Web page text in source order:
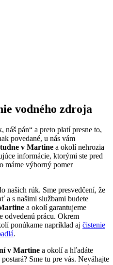
vodného zdroja
náš pán“ a preto platí presne to,
povedané, u nás vám
v Martine a okolí nehrozia
informácie, ktorými ste pred
máme výborný pomer
našich rúk. Sme presvedčení, že
a s našimi službami budete
a okolí garantujeme
odvedenú prácu. Okrem
ponúkame napríklad aj čistenie
.
v Martine a okolí a hľadáte
Sme tu pre vás. Neváhajte